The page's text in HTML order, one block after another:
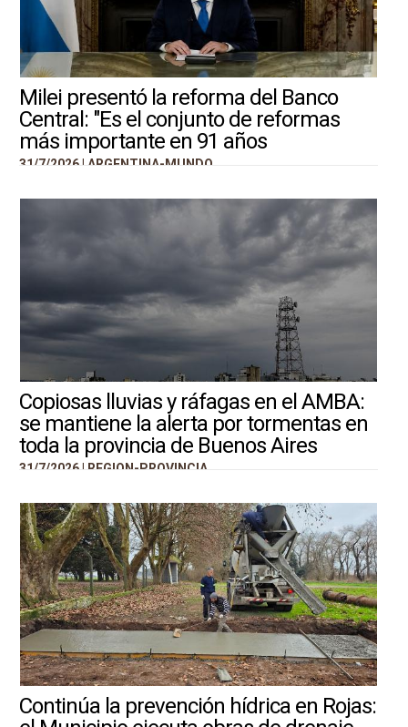
Milei presentó la reforma del Banco
Central: "Es el conjunto de reformas
más importante en 91 años
31/7/2026 | ARGENTINA-MUNDO
Copiosas lluvias y ráfagas en el AMBA:
se mantiene la alerta por tormentas en
toda la provincia de Buenos Aires
31/7/2026 | REGION-PROVINCIA
Continúa la prevención hídrica en Rojas: